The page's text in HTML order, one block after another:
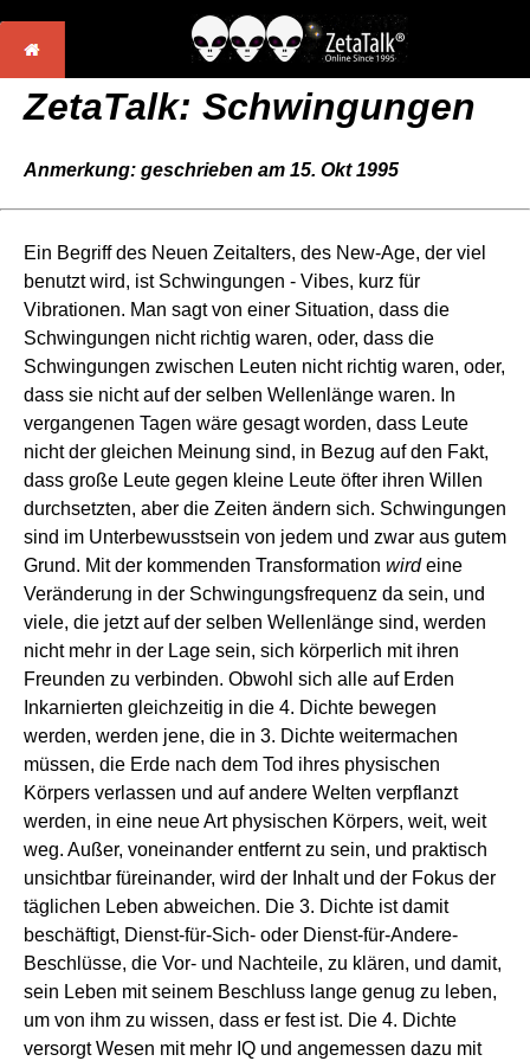
ZetaTalk: Schwingungen
Anmerkung: geschrieben am 15. Okt 1995
Ein Begriff des Neuen Zeitalters, des New-Age, der viel
benutzt wird, ist Schwingungen - Vibes, kurz für
Vibrationen. Man sagt von einer Situation, dass die
Schwingungen nicht richtig waren, oder, dass die
Schwingungen zwischen Leuten nicht richtig waren, oder,
dass sie nicht auf der selben Wellenlänge waren. In
vergangenen Tagen wäre gesagt worden, dass Leute
nicht der gleichen Meinung sind, in Bezug auf den Fakt,
dass große Leute gegen kleine Leute öfter ihren Willen
durchsetzten, aber die Zeiten ändern sich. Schwingungen
sind im Unterbewusstsein von jedem und zwar aus gutem
Grund. Mit der kommenden Transformation wirdeine
Veränderung in der Schwingungsfrequenz da sein, und
viele, die jetzt auf der selben Wellenlänge sind, werden
nicht mehr in der Lage sein, sich körperlich mit ihren
Freunden zu verbinden. Obwohl sich alle auf Erden
Inkarnierten gleichzeitig in die 4. Dichte bewegen
werden, werden jene, die in 3. Dichte weitermachen
müssen, die Erde nach dem Tod ihres physischen
Körpers verlassen und auf andere Welten verpflanzt
werden, in eine neue Art physischen Körpers, weit, weit
weg. Außer, voneinander entfernt zu sein, und praktisch
unsichtbar füreinander, wird der Inhalt und der Fokus der
täglichen Leben abweichen. Die 3. Dichte ist damit
beschäftigt, Dienst-für-Sich- oder Dienst-für-Andere-
Beschlüsse, die Vor- und Nachteile, zu klären, und damit,
sein Leben mit seinem Beschluss lange genug zu leben,
um von ihm zu wissen, dass er fest ist. Die 4. Dichte
versorgt Wesen mit mehr IQ und angemessen dazu mit